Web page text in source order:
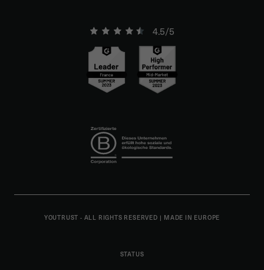
4.5/5
YOUTRUST - ALL RIGHTS RESERVED | MADE IN EUROPE
STATUS